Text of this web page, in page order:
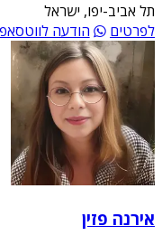
תל אביב-יפו, ישראל
לפרטים
הודעה לווטסאפ
אירנה פזין